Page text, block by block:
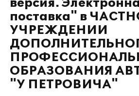
версия.
поставка" в
УЧРЕЖДЕНИИ
ОБРАЗОВАНИЯ
"У ПЕТРОВИЧА"